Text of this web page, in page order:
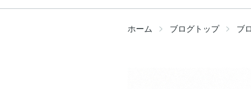
ホーム ブログトップ ブ